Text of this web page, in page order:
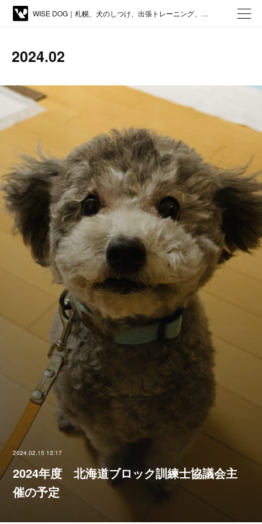
WISE DOG｜札幌、犬のしつけ、出張トレーニング、しつけ教室、アジリティー、ドッグトレーニング
2024.02
2024.02.15 13:17
2024年度 北海道ブロック訓練士協議会主
催の予定